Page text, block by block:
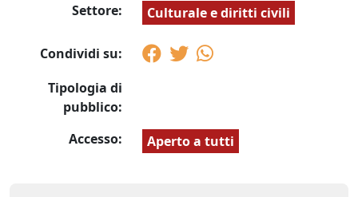
Settore: Culturale e diritti civili
Condividi su:
Tipologia di
pubblico:
Accesso:
Aperto a tutti